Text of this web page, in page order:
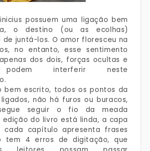
possuem uma ligação bem
o destino (ou as ecolhas)
juntá-los. O amor floresceu na
no entanto, esse sentimento
dos dois, forças ocultas e
podem interferir neste
bem escrito, todos os pontos da
não há furos ou buracos,
seguir o fio da meada
edição do livro está linda, a capa
capítulo apresenta frases
tem 4 erros de digitação, que